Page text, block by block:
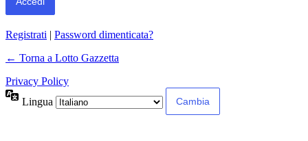
Registrati | Password dimenticata?
← Torna a Lotto Gazzetta
Privacy Policy
Lingua